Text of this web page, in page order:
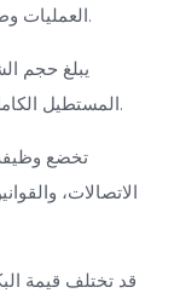
العمليات وطرق القياس وإمدادات المواد ودفعات الإنتاج.
المستطيل الكامل. وتكون مساحة الشاشة الفعلية أصغر قليلاً.
الاتصالات،